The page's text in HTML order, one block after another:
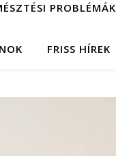
PROBLÉMÁK
FRISS HÍREK